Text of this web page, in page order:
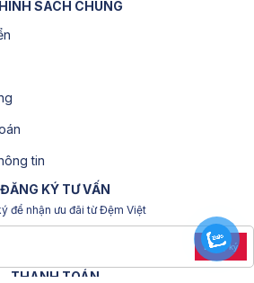
SÁCH CHUNG
tin
ĐĂNG KÝ TƯ VẤN
để nhận ưu đãi từ Đệm Việt
Đăng ký
THANH TOÁN